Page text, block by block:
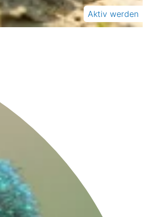
Aktiv werden